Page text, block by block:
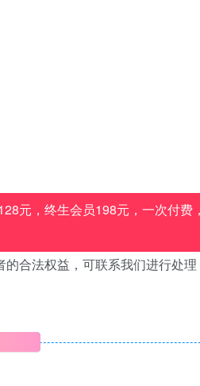
元，终生会员198元，一次付费
合法权益，可联系我们进行处